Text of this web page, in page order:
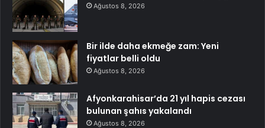
Ağustos 8, 2026
Bir ilde daha ekmeğe zam: Yeni
fiyatlar belli oldu
Ağustos 8, 2026
Afyonkarahisar’da 21 yıl hapis cezası
bulunan şahıs yakalandı
Ağustos 8, 2026